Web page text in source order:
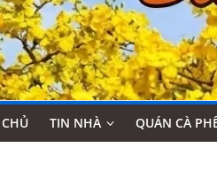
TIN NHÀ QUÁN CÀ